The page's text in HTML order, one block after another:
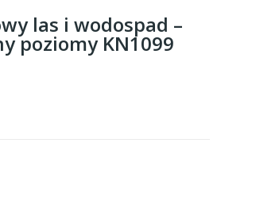
las i wodospad –
poziomy KN1099